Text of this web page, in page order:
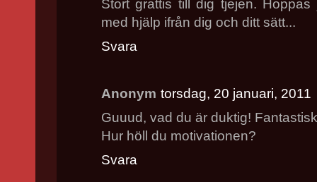
Stort grattis till dig tjejen.
med hjälp ifrån dig och ditt sätt...
Svara
Anonym torsdag, 20 januari, 2011
Guuud, vad du är duktig!
Hur höll du motivationen?
Svara